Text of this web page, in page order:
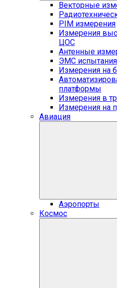
Векторные
PIM измерения
Измерения
ЦОС
Антенные
ЭМС испытания
Измерения на
платформы
Измерения в
Измерения на
Авиация
Аэропорты
Космос